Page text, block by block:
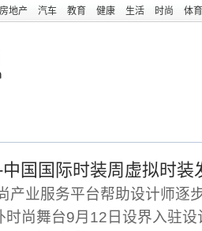
房地产 汽车 教育 健康 生活 时尚 体育
国国际时装周虚拟时装
业服务平台帮助设计师逐
时尚舞台9月12日设界入驻